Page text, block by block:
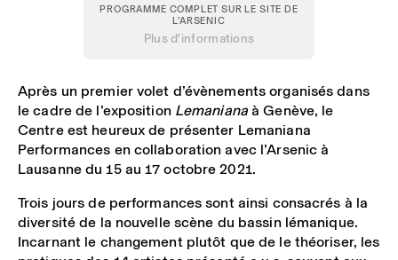
PROGRAMME COMPLET SUR LE SITE DE
L'ARSENIC
Plus d'informations
Après un premier volet d’évènements organisés dans
le cadre de l’exposition Lemanianaà Genève, le
Centre est heureux de présenter Lemaniana
Performances en collaboration avec l’Arsenic à
Lausanne du 15 au 17 octobre 2021.
Trois jours de performances sont ainsi consacrés à la
diversité de la nouvelle scène du bassin lémanique.
Incarnant le changement plutôt que de le théoriser, les